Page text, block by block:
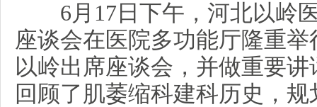
6月17日下午，河北以岭医
座谈会在医院多功能厅隆重
以岭出席座谈会，并做重要
回顾了肌萎缩科建科历史，